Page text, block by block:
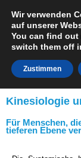
Kinesiologie
Für Menschen,
tieferen Ebene
Wir verwenden
auf unserer
You can find
switch them off
Zustimmen